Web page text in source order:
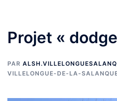
Projet «
PAR
VILLELONGUE-DE-LA-